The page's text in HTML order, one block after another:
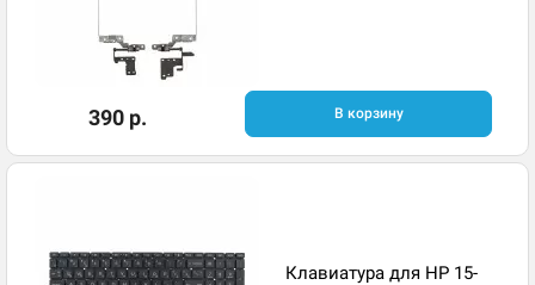
390 р. В корзину
Клавиатура для HP 15-